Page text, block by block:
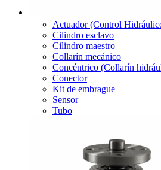
Actuador (Control
Cilindro esclavo
Cilindro maestro
Collarín mecánico
Concéntrico (Collarín
Conector
Kit de embrague
Sensor
Tubo